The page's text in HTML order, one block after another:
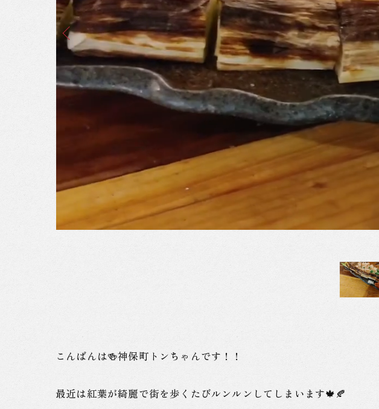
こんばんは🍻神保町トンちゃんです！！
最近は紅葉が綺麗で街を歩くたびルンルンしてしまいます🍁🍂